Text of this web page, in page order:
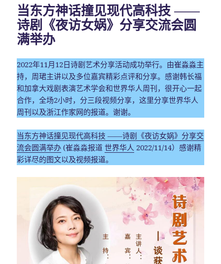
当东方神话撞见现代高科技 ——
诗剧《夜访女娲》分享交流会圆
满举办
2022年11月12日诗剧艺术分享活动成功举行。由崔淼淼主
持，周珺主讲以及多位嘉宾精彩点评和分享。感谢韩长福
和加拿大戏剧表演艺术学会和世界华人周刊，很开心一起
合作，全场2小时，分三段视频分享，这里分享世界华人
周刊以及浙江作家网的报道。谢谢。
当东方神话撞见现代高科技 ——诗剧《夜访女娲》分享交
流会圆满举办 (崔淼淼报道世界华人 2022/11/14）感谢精
彩详尽的图文以及视频报道。